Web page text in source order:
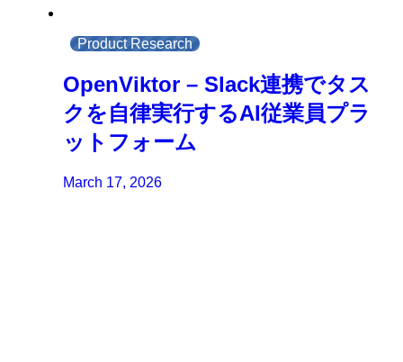
Product Research
OpenViktor – Slack連携でタス
クを自律実行するAI従業員プラ
ットフォーム
March 17, 2026